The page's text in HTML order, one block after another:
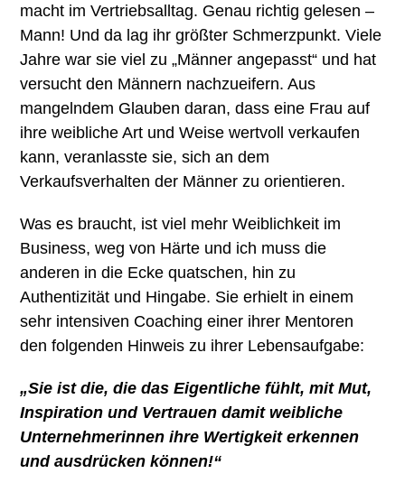
macht im Vertriebsalltag. Genau richtig gelesen –
Mann! Und da lag ihr größter Schmerzpunkt. Viele
Jahre war sie viel zu „Männer angepasst“ und hat
versucht den Männern nachzueifern. Aus
mangelndem Glauben daran, dass eine Frau auf
ihre weibliche Art und Weise wertvoll verkaufen
kann, veranlasste sie, sich an dem
Verkaufsverhalten der Männer zu orientieren.
Was es braucht, ist viel mehr Weiblichkeit im
Business, weg von Härte und ich muss die
anderen in die Ecke quatschen, hin zu
Authentizität und Hingabe. Sie erhielt in einem
sehr intensiven Coaching einer ihrer Mentoren
den folgenden Hinweis zu ihrer Lebensaufgabe:
„Sie ist die, die das Eigentliche fühlt, mit Mut,
Inspiration und Vertrauen damit weibliche
Unternehmerinnen ihre Wertigkeit erkennen
und ausdrücken können!“